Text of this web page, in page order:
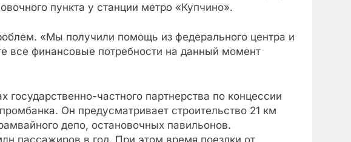
пункта у станции метро «Купчино».
«Мы получили помощь из федерального центра и
все финансовые потребности на данный момент
частного партнерства по концессии
Он предусматривает строительство 21 км
депо, остановочных павильонов.
пассажиров в год. При этом время поездки от